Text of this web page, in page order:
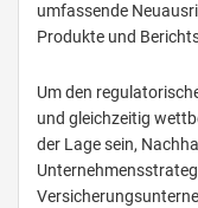
umfassende
Produkte und
Um den
und gleichzeitig
der Lage sein,